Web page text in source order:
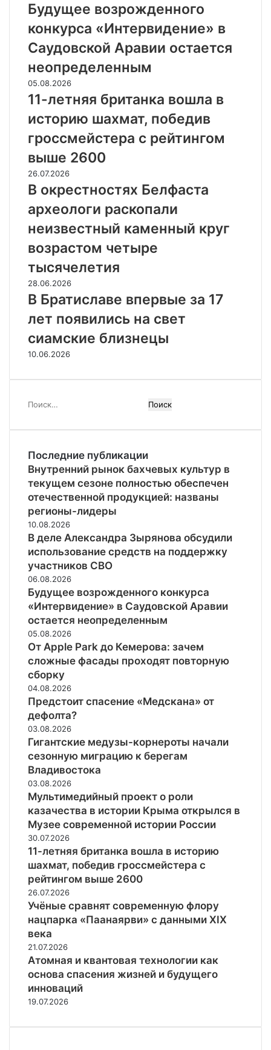
Будущее возрожденного
конкурса «Интервидение» в
Саудовской Аравии остается
неопределенным
05.08.2026
11-летняя британка вошла в
историю шахмат, победив
гроссмейстера с рейтингом
выше 2600
26.07.2026
В окрестностях Белфаста
археологи раскопали
неизвестный каменный круг
возрастом четыре
тысячелетия
28.06.2026
В Братиславе впервые за 17
лет появились на свет
сиамские близнецы
10.06.2026
Найти:
Последние публикации
Внутренний рынок бахчевых культур в
текущем сезоне полностью обеспечен
отечественной продукцией: названы
регионы-лидеры
10.08.2026
В деле Александра Зырянова обсудили
использование средств на поддержку
участников СВО
06.08.2026
Будущее возрожденного конкурса
«Интервидение» в Саудовской Аравии
остается неопределенным
05.08.2026
От Apple Park до Кемерова: зачем
сложные фасады проходят повторную
сборку
04.08.2026
Предстоит спасение «Медскана» от
дефолта?
03.08.2026
Гигантские медузы-корнероты начали
сезонную миграцию к берегам
Владивостока
03.08.2026
Мультимедийный проект о роли
казачества в истории Крыма открылся в
Музее современной истории России
30.07.2026
11-летняя британка вошла в историю
шахмат, победив гроссмейстера с
рейтингом выше 2600
26.07.2026
Учёные сравнят современную флору
нацпарка «Паанаярви» с данными XIX
века
21.07.2026
Атомная и квантовая технологии как
основа спасения жизней и будущего
инноваций
19.07.2026